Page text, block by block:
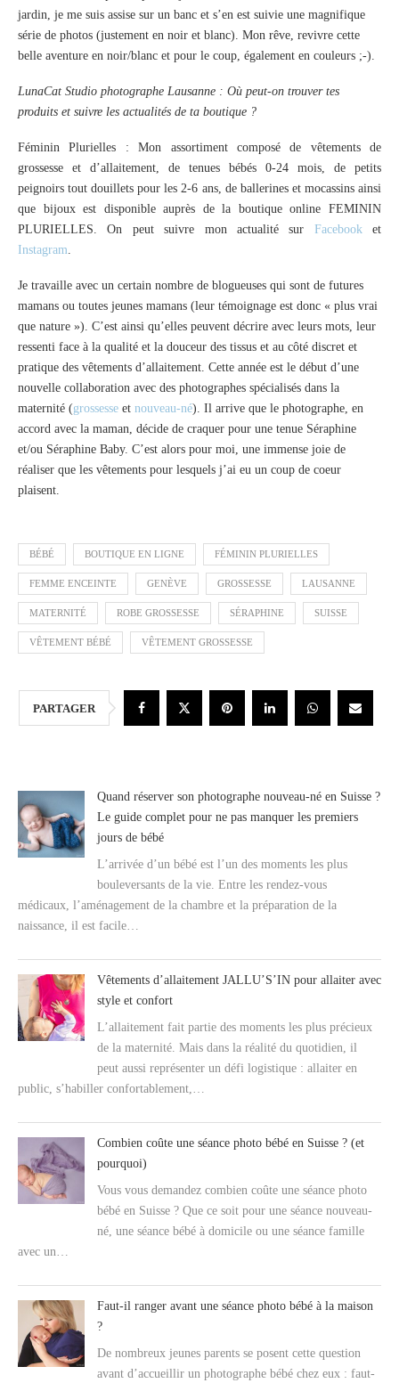
jardin, je me suis assise sur un banc et s’en est suivie une magnifique
série de photos (justement en noir et blanc). Mon rêve, revivre cette
belle aventure en noir/blanc et pour le coup, également en couleurs ;-).
LunaCat Studio photographe Lausanne : Où peut-on trouver tes
produits et suivre les actualités de ta boutique ?
Féminin Plurielles : Mon assortiment composé de vêtements de
grossesse et d’allaitement, de tenues bébés 0-24 mois, de petits
peignoirs tout douillets pour les 2-6 ans, de ballerines et mocassins ainsi
que bijoux est disponible auprès de la boutique online FEMININ
PLURIELLES. On peut suivre mon actualité sur Facebooket
Instagram.
Je travaille avec un certain nombre de blogueuses qui sont de futures
mamans ou toutes jeunes mamans (leur témoignage est donc « plus vrai
que nature »). C’est ainsi qu’elles peuvent décrire avec leurs mots, leur
ressenti face à la qualité et la douceur des tissus et au côté discret et
pratique des vêtements d’allaitement. Cette année est le début d’une
nouvelle collaboration avec des photographes spécialisés dans la
maternité (grossesse et nouveau-né). Il arrive que le photographe, en
accord avec la maman, décide de craquer pour une tenue Séraphine
et/ou Séraphine Baby. C’est alors pour moi, une immense joie de
réaliser que les vêtements pour lesquels j’ai eu un coup de coeur
plaisent.
BÉBÉ BOUTIQUE EN LIGNE FÉMININ PLURIELLES
FEMME ENCEINTE GENÈVE GROSSESSE LAUSANNE
MATERNITÉ ROBE GROSSESSE SÉRAPHINE SUISSE
VÊTEMENT BÉBÉ VÊTEMENT GROSSESSE
PARTAGER
Quand réserver son photographe nouveau-né en Suisse ?
Le guide complet pour ne pas manquer les premiers
jours de bébé
L’arrivée d’un bébé est l’un des moments les plus
bouleversants de la vie. Entre les rendez-vous
médicaux, l’aménagement de la chambre et la préparation de la
naissance, il est facile…
Vêtements d’allaitement JALLU’S’IN pour allaiter avec
style et confort
L’allaitement fait partie des moments les plus précieux
de la maternité. Mais dans la réalité du quotidien, il
peut aussi représenter un défi logistique : allaiter en
public, s’habiller confortablement,…
Combien coûte une séance photo bébé en Suisse ? (et
pourquoi)
Vous vous demandez combien coûte une séance photo
bébé en Suisse ? Que ce soit pour une séance nouveau-
né, une séance bébé à domicile ou une séance famille
avec un…
Faut-il ranger avant une séance photo bébé à la maison
?
De nombreux jeunes parents se posent cette question
avant d’accueillir un photographe bébé chez eux : faut-